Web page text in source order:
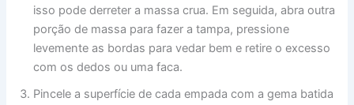
isso pode derreter a massa crua. Em seguida, abra outra
porção de massa para fazer a tampa, pressione
levemente as bordas para vedar bem e retire o excesso
com os dedos ou uma faca.
Pincele a superfície de cada empada com a gema batida